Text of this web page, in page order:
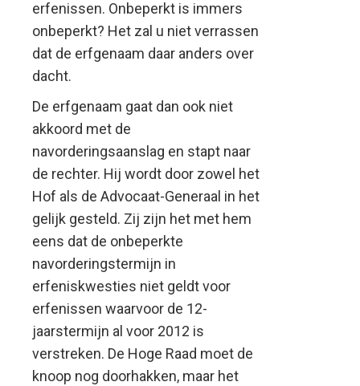
erfenissen. Onbeperkt is immers
onbeperkt? Het zal u niet verrassen
dat de erfgenaam daar anders over
dacht.
De erfgenaam gaat dan ook niet
akkoord met de
navorderingsaanslag en stapt naar
de rechter. Hij wordt door zowel het
Hof als de Advocaat-Generaal in het
gelijk gesteld. Zij zijn het met hem
eens dat de onbeperkte
navorderingstermijn in
erfeniskwesties niet geldt voor
erfenissen waarvoor de 12-
jaarstermijn al voor 2012 is
verstreken. De Hoge Raad moet de
knoop nog doorhakken, maar het